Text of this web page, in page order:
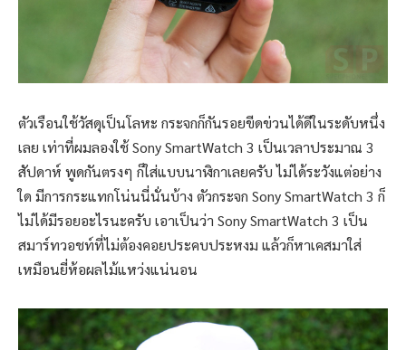
ตัวเรือนใช้วัสดุเป็นโลหะ กระจกก็กันรอยขีดข่วนได้ดีในระดับหนึ่ง
เลย เท่าที่ผมลองใช้ Sony SmartWatch 3 เป็นเวลาประมาณ 3
สัปดาห์ พูดกันตรงๆ ก็ใส่แบบนาฬิกาเลยครับ ไม่ได้ระวังแต่อย่าง
ใด มีการกระแทกโน่นนี่นั่นบ้าง ตัวกระจก Sony SmartWatch 3 ก็
ไม่ได้มีรอยอะไรนะครับ เอาเป็นว่า Sony SmartWatch 3 เป็น
สมาร์ทวอชท์ที่ไม่ต้องคอยประคบประหงม แล้วก็หาเคสมาใส่
เหมือนยี่ห้อผลไม้แหว่งแน่นอน